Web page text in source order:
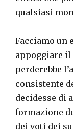
qualsiasi
Facciamo un
appoggiare il
perderebbe
consistente
decidesse di
formazione
dei voti dei